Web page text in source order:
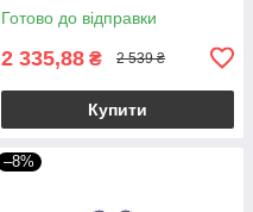
Готово до відправки
2 335,88 ₴ 2 539 ₴
Купити
–8%